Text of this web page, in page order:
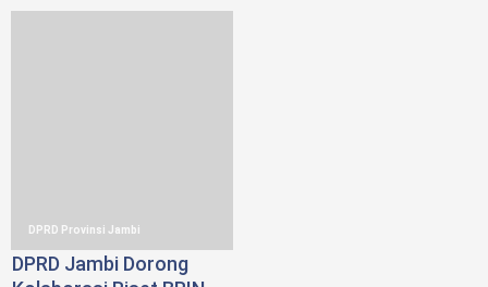
DPRD Provinsi Jambi
DPRD Jambi Dorong